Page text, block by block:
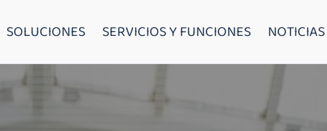
SOLUCIONES SERVICIOS Y FUNCIONES NOTICIAS